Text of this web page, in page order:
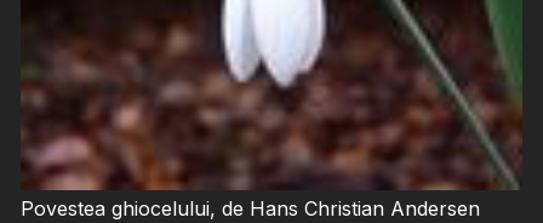
Povestea ghiocelului, de Hans Christian Andersen